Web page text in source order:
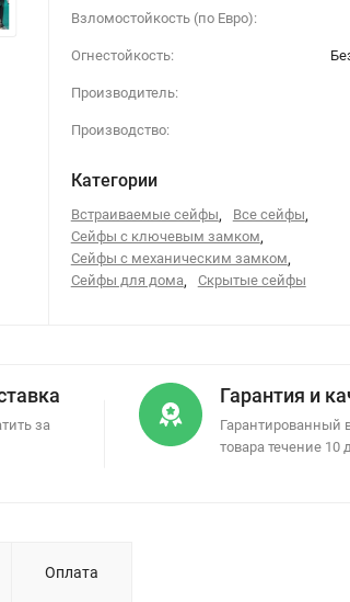
Взломостойкость (по Евро):
Огнестойкость:
Производитель:
Производство:
Категории
Встраиваемые сейфы, Все сейфы,
Сейфы с ключевым замком,
Сейфы с механическим замком,
Сейфы для дома, Скрытые сейфы
за
Гарантия и
Гарантированный
товара течение 10
Оплата